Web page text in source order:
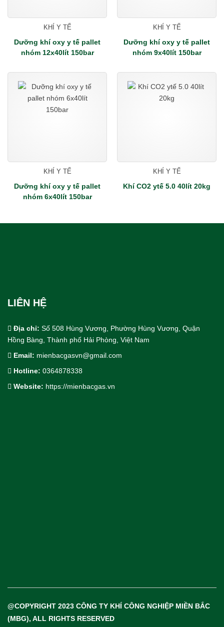
KHÍ Y TẾ
Dưỡng khí oxy y tế pallet
nhóm 12x40lít 150bar
KHÍ Y TẾ
Dưỡng khí oxy y tế pallet
nhóm 9x40lít 150bar
KHÍ Y TẾ
Dưỡng khí oxy y tế pallet
nhóm 6x40lít 150bar
KHÍ Y TẾ
Khí CO2 ytế 5.0 40lít 20kg
LIÊN HỆ
Địa chỉ: Số 508 Hùng Vương, Phường Hùng Vương, Quận
Hồng Bàng, Thành phố Hải Phòng, Việt Nam
Email: mienbacgasvn@gmail.com
Hotline: 0364878338
Website: https://mienbacgas.vn
Cho Thuê bồn trạm khí công nghiệp
@COPYRIGHT 2023 CÔNG TY KHÍ CÔNG NGHIỆP MIỀN BẮC
(MBG), ALL RIGHTS RESERVED